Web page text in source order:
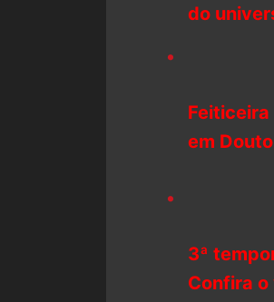
do
em
3ª
Confira o